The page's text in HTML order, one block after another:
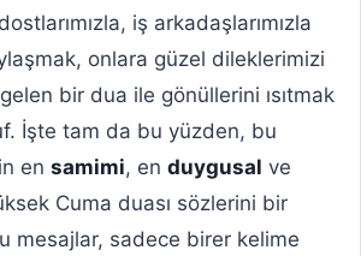
iş arkadaşlarımızla
onlara güzel dileklerimizi
bir dua ile gönüllerini ısıtmak
İşte tam da bu yüzden, bu
en samimi, en duygusal ve
Cuma duası sözlerini bir
mesajlar, sadece birer kelime